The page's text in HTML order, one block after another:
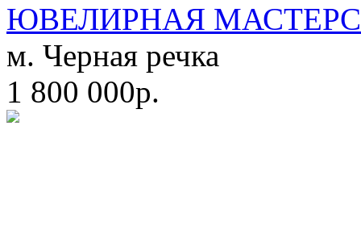
ЮВЕЛИРНАЯ
м. Черная речка
1 800 000р.